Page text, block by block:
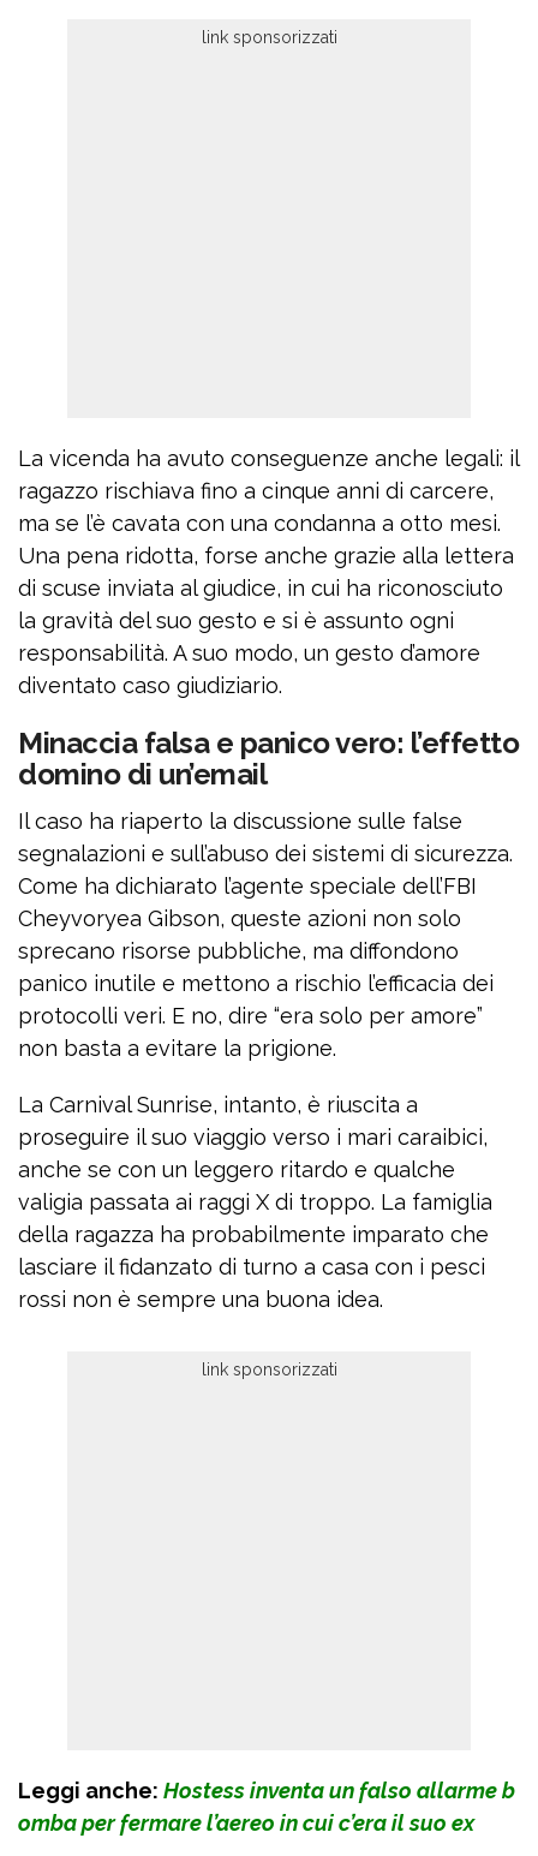
La vicenda ha avuto conseguenze anche legali: il
ragazzo rischiava fino a cinque anni di carcere,
ma se l’è cavata con una condanna a otto mesi.
Una pena ridotta, forse anche grazie alla lettera
di scuse inviata al giudice, in cui ha riconosciuto
la gravità del suo gesto e si è assunto ogni
responsabilità. A suo modo, un gesto d’amore
diventato caso giudiziario.
Minaccia falsa e panico vero: l’effetto
domino di un’email
Il caso ha riaperto la discussione sulle false
segnalazioni e sull’abuso dei sistemi di sicurezza.
Come ha dichiarato l’agente speciale dell’FBI
Cheyvoryea Gibson, queste azioni non solo
sprecano risorse pubbliche, ma diffondono
panico inutile e mettono a rischio l’efficacia dei
protocolli veri. E no, dire “era solo per amore”
non basta a evitare la prigione.
La Carnival Sunrise, intanto, è riuscita a
proseguire il suo viaggio verso i mari caraibici,
anche se con un leggero ritardo e qualche
valigia passata ai raggi X di troppo. La famiglia
della ragazza ha probabilmente imparato che
lasciare il fidanzato di turno a casa con i pesci
rossi non è sempre una buona idea.
Leggi anche: Hostess inventa un falso allarme b
omba per fermare l’aereo in cui c’era il suo ex